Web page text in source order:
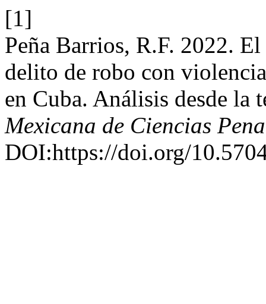
[1]
Peña Barrios, R.F. 2022.
delito de robo con
en Cuba. Análisis desde
Mexicana de Ciencias
DOI:https://doi.org/